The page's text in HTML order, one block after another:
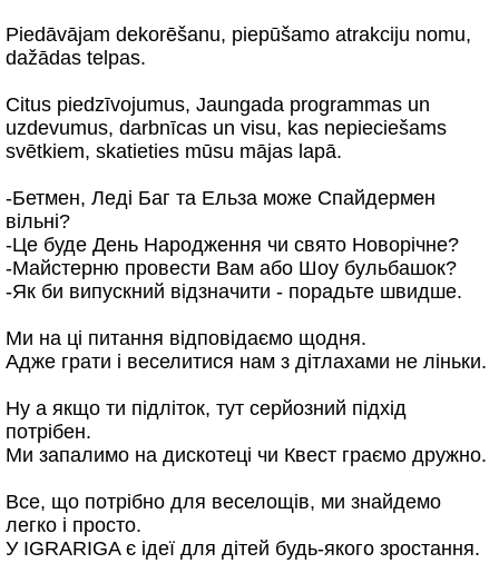
Piedāvājam dekorēšanu, piepūšamo atrakciju nomu,
dažādas telpas.
Citus piedzīvojumus, Jaungada programmas un
uzdevumus, darbnīcas un visu, kas nepieciešams
svētkiem, skatieties mūsu mājas lapā.
-Бетмен, Леді Баг та Ельза може Спайдермен
вільні?
-Це буде День Народження чи свято Новорічне?
-Майстерню провести Вам або Шоу бульбашок?
-Як би випускний відзначити - порадьте швидше.
Ми на ці питання відповідаємо щодня.
Адже грати і веселитися нам з дітлахами не ліньки.
Ну а якщо ти підліток, тут серйозний підхід
потрібен.
Ми запалимо на дискотеці чи Квест граємо дружно.
Все, що потрібно для веселощів, ми знайдемо
легко і просто.
У IGRARIGA є ідеї для дітей будь-якого зростання.